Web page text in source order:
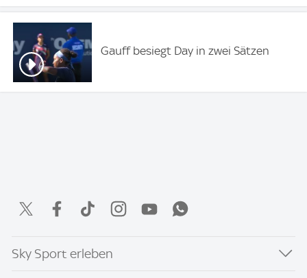
Gauff besiegt Day in zwei Sätzen
Sky Sport erleben